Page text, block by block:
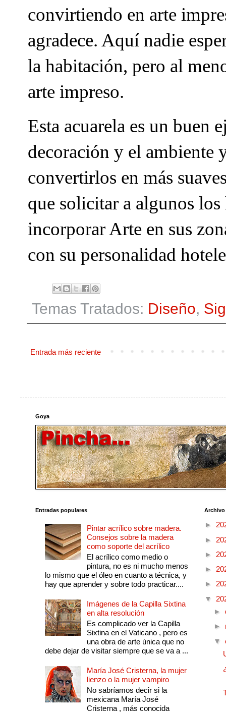
convirtiendo en arte
agradece. Aquí nadie
la habitación, pero al
arte impreso.
Esta acuarela es un buen
decoración y el ambiente
convertirlos en más
que solicitar a algunos los
incorporar Arte en sus
con su personalidad
Temas Tratados: Diseño,
Entrada más reciente
Goya
Entradas populares
Pintar acrílico sobre madera.
Consejos sobre la madera
como soporte del acrílico
El acrílico como medio o
pintura, no es ni mucho menos
lo mismo que el óleo en cuanto a técnica, y
hay que aprender y sobre todo practicar....
Imágenes de la Capilla Sixtina
en alta resolución
Es complicado ver la Capilla
Sixtina en el Vaticano , pero es
una obra de arte única que no
debe dejar de visitar siempre que se va a ...
María José Cristerna, la mujer
lienzo o la mujer vampiro
No sabríamos decir si la
mexicana María José
Cristerna , más conocida
►
►
►
►
►
▼
►
►
▼